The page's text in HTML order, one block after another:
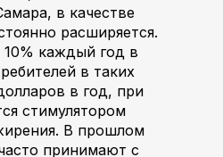
в качестве
расширяется.
каждый год в
в таких
в год, при
стимулятором
В прошлом
принимают с